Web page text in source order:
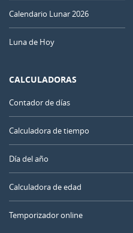
Calendario Lunar 2026
Luna de Hoy
CALCULADORAS
Contador de días
Calculadora de tiempo
Día del año
Calculadora de edad
Temporizador online